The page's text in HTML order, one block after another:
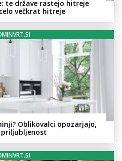
te države rastejo hitreje
večkrat hitreje
Oblikovalci opozarjajo,